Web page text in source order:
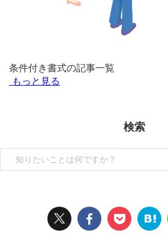
条件付き書式の記事一覧
もっと見る
検索